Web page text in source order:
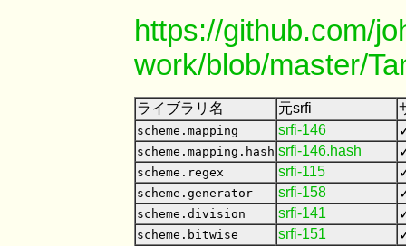
https://github.com/
work/blob/master/
ライブラリ名 元srfi
scheme.mapping srfi-146
scheme.mapping.hash srfi-146.hash
scheme.regex srfi-115
scheme.generator srfi-158
scheme.division srfi-141
scheme.bitwise srfi-151